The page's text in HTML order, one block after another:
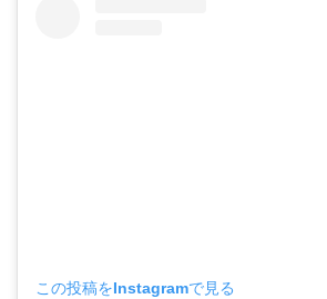
この投稿をInstagramで見る